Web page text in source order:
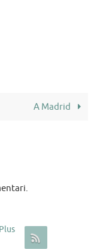
A Madrid